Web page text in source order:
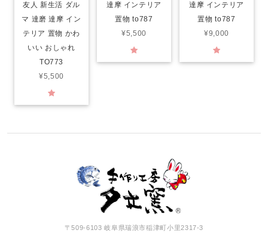
友人 新生活 ダル
マ 達磨 達摩 イン
テリア 置物 かわ
いい おしゃれ
TO773
¥5,500
達摩 インテリア
置物 to787
¥5,500
達摩 インテリア
置物 to787
¥9,000
〒509-6103 岐阜県瑞浪市稲津町小里2317-3